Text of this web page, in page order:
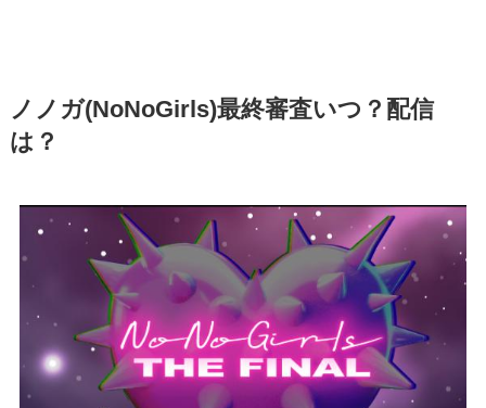
ノノガ(NoNoGirls)最終審査いつ？配信
は？